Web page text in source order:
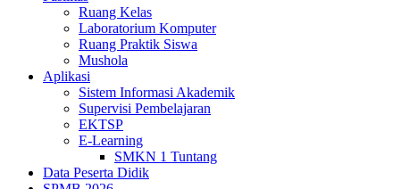
Ruang Kelas
Laboratorium Komputer
Ruang Praktik Siswa
Mushola
Aplikasi
Sistem Informasi Akademik
Supervisi Pembelajaran
EKTSP
E-Learning
SMKN 1 Tuntang
Data Peserta Didik